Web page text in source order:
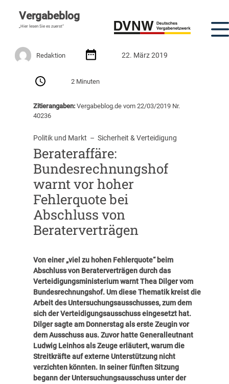
Vergabeblog
„Hier lesen Sie es zuerst“
Redaktion 22. März 2019
2 Minuten
Zitierangaben:Vergabeblog.de vom 22/03/2019 Nr.
40236
Politik und Markt
  –
Sicherheit & Verteidigung
Berateraffäre:
Bundesrechnungshof
warnt vor hoher
Fehlerquote bei
Abschluss von
Beraterverträgen
Von einer „viel zu hohen Fehlerquote“ beim
Abschluss von Beraterverträgen durch das
Verteidigungsministerium warnt Thea Dilger vom
Bundesrechnungshof. Um diese Thematik kreist die
Arbeit des Untersuchungsausschusses, zum dem
sich der Verteidigungsausschuss eingesetzt hat.
Dilger sagte am Donnerstag als erste Zeugin vor
dem Ausschuss aus.Zuvor hatte Generalleutnant
Ludwig Leinhos als Zeuge erläutert, warum die
Streitkräfte auf externe Unterstützung nicht
verzichten könnten. In seiner fünften Sitzung
begann der Untersuchungsausschuss unter der